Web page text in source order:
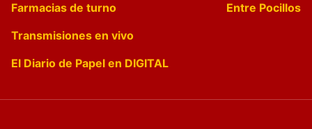
Farmacias de turno
Entre Pocillos
Transmisiones en vivo
El Diario de Papel en DIGITAL